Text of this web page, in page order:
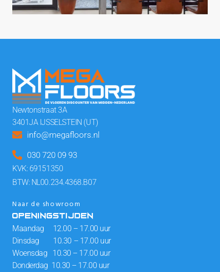
Newtonstraat 3A
3401JA IJSSELSTEIN (UT)
info@megafloors.nl
030 720 09 93
KVK: 69151350
BTW: NL00.234.4368.B07
Naar de showroom
OPENINGSTIJDEN
Maandag 12.00 – 17.00 uur
Dinsdag 10.30 – 17.00 uur
Woensdag 10.30 – 17.00 uur
Donderdag 10.30 – 17.00 uur